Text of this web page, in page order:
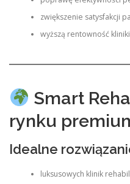
zwiększenie satysfakcji
wyższą rentowność
Smart
rynku
Idealne
luksusowych klinik